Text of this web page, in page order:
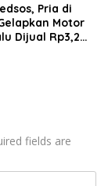
Pria di
Motor
Dijual Rp3,2
fields are